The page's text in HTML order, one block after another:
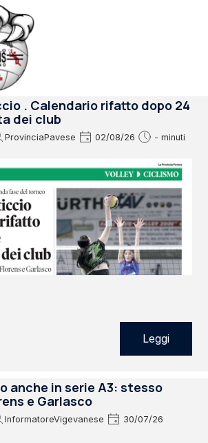
. Calendario rifatto dopo 24
dei club
ProvinciaPavese 02/08/26 - minuti
Leggi
anche in serie A3: stesso
e Garlasco
InformatoreVigevanese
30/07/26